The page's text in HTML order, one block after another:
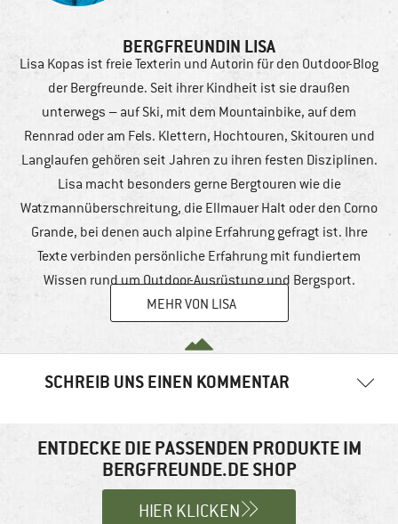
BERGFREUNDIN LISA
Lisa Kopas ist freie Texterin und Autorin für den Outdoor-Blog
der Bergfreunde. Seit ihrer Kindheit ist sie draußen
unterwegs – auf Ski, mit dem Mountainbike, auf dem
Rennrad oder am Fels. Klettern, Hochtouren, Skitouren und
Langlaufen gehören seit Jahren zu ihren festen Disziplinen.
Lisa macht besonders gerne Bergtouren wie die
Watzmannüberschreitung, die Ellmauer Halt oder den Corno
Grande, bei denen auch alpine Erfahrung gefragt ist. Ihre
Texte verbinden persönliche Erfahrung mit fundiertem
Wissen rund um Outdoor-Ausrüstung und Bergsport.
MEHR VON LISA
SCHREIB UNS EINEN KOMMENTAR
Felder sind mit*markiert
ENTDECKE DIE PASSENDEN PRODUKTE IM
BERGFREUNDE.DE SHOP
HIER KLICKEN